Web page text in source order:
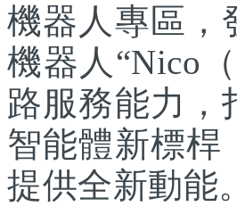
機器人專區，
機器人“Nico
路服務能力，
智能體新標桿
提供全新動能。